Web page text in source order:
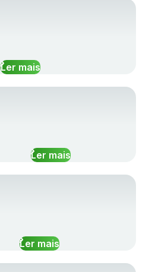
Ler mais
Ler mais
Ler mais